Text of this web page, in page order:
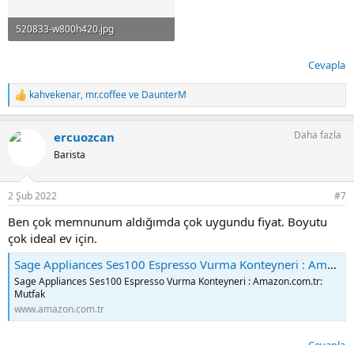
520833-w800h420.jpg
Cevapla
T
e
k
kahvekenar, mr.coffeeve DaunterM
ercuozcan
Barista
Daha fazla
2 Şub 2022 #7
Ben çok memnunum aldığımda çok uygundu fiyat. Boyutu
çok ideal ev için.
Sage Appliances Ses100 Espresso Vurma Konteyneri : Amazon.com.tr: Mutfak
Sage Appliances Ses100 Espresso Vurma Konteyneri : Amazon.com.tr:
Mutfak
www.amazon.com.tr